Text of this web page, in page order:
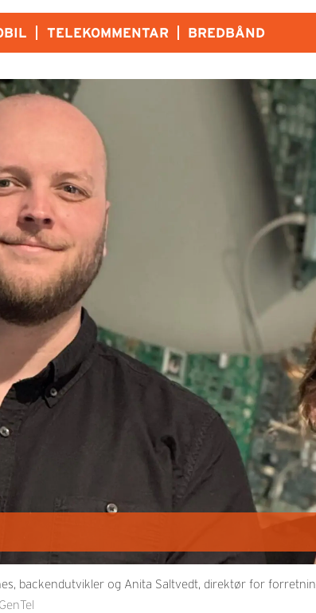
TELEKOMMENTAR BREDBÅND
backendutvikler og Anita Saltvedt, direktør for